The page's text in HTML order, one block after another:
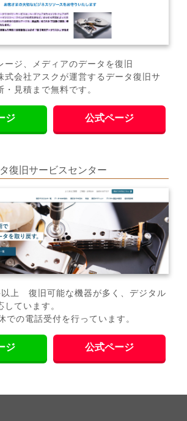
ージ、メディアのデータを復旧
式会社アスクが運営するデータ復旧サ
・見積まで無料です。
ジ 公式ページ
復旧サービスセンター
以上 復旧可能な機器が多く、デジタル
ています。
での電話受付を行っています。
ジ 公式ページ